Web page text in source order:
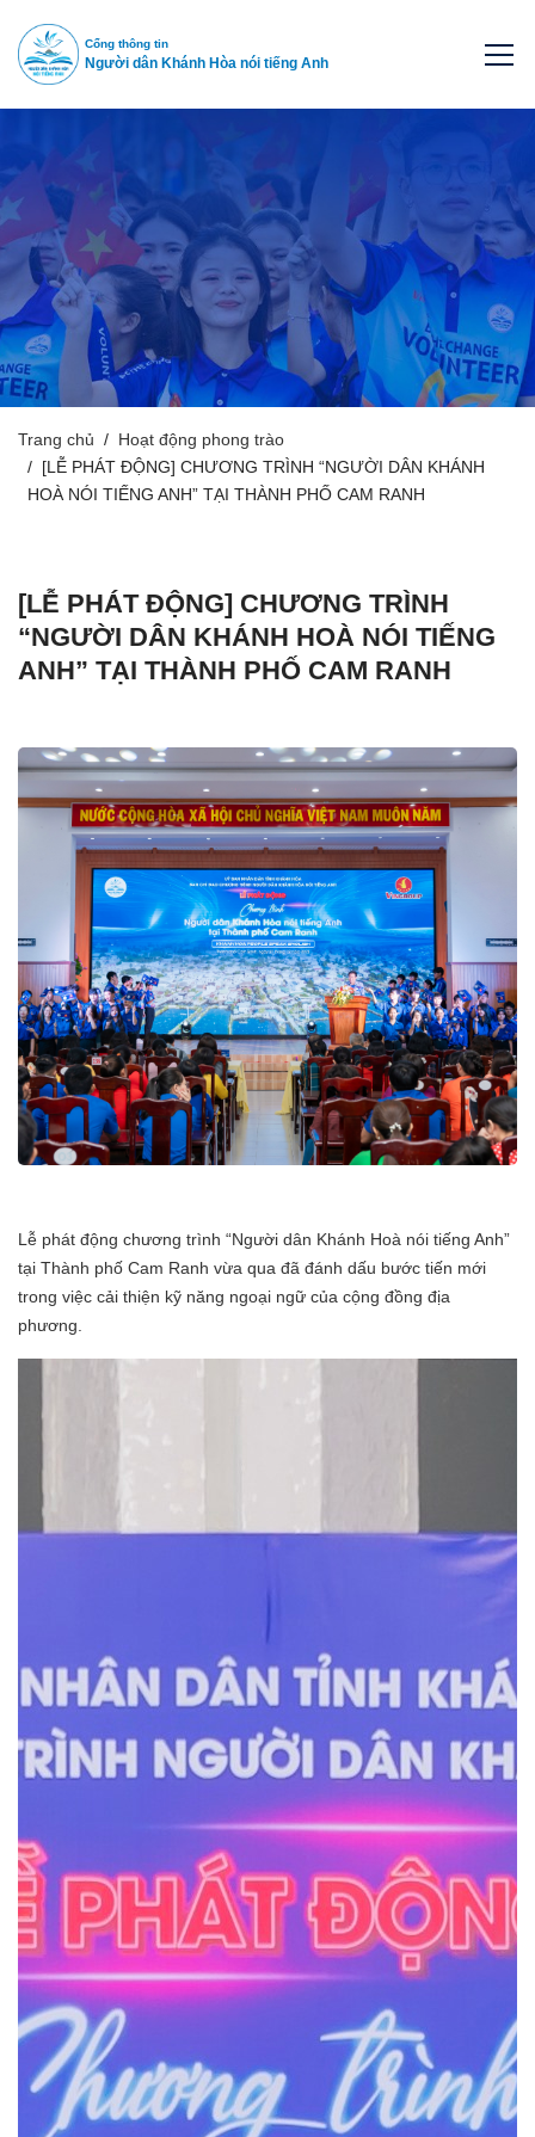
Cổng thông tin
Người dân Khánh Hòa nói tiếng Anh
Trang chủ
Hoạt động phong trào
[LỄ PHÁT ĐỘNG] CHƯƠNG TRÌNH “NGƯỜI DÂN KHÁNH
HOÀ NÓI TIẾNG ANH” TẠI THÀNH PHỐ CAM RANH
[LỄ PHÁT ĐỘNG] CHƯƠNG TRÌNH
“NGƯỜI DÂN KHÁNH HOÀ NÓI TIẾNG
ANH” TẠI THÀNH PHỐ CAM RANH
Lễ phát động chương trình “Người dân Khánh Hoà nói tiếng Anh”
tại Thành phố Cam Ranh vừa qua đã đánh dấu bước tiến mới
trong việc cải thiện kỹ năng ngoại ngữ của cộng đồng địa
phương.